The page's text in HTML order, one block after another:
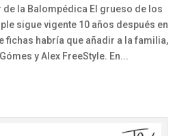
de la Balompédica El grueso de los
sigue vigente 10 años después en
fichas habría que añadir a la familia,
y Alex FreeStyle. En...